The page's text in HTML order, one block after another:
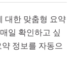
대한 맞춤형 요약
일 확인하고 싶
정보를 자동으